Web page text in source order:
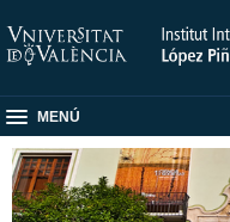
MENÚ